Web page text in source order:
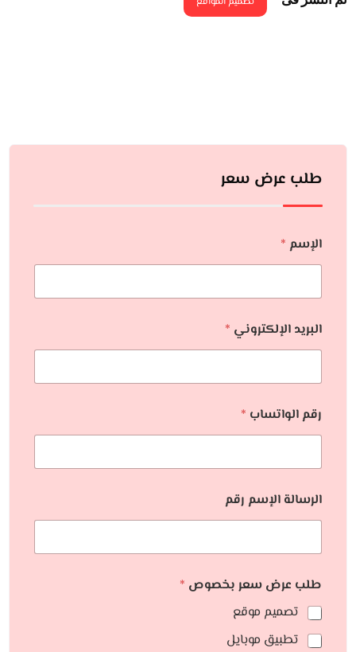
طلب عرض سعر
الإسم *
البريد الإلكتروني *
رقم الواتساب *
الرسالة الإسم رقم
طلب عرض سعر بخصوص *
تصميم موقع
تطبيق موبايل